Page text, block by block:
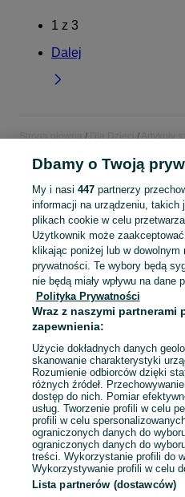
1 z 3
Dalej
Strona główna Dla Dzieci Artykuły
Artykuły papiernicze - Lubin
KATEGORIA
bidon szkolny,worek na obuwie,
Mapa kategorii
Mapa miejscowości
Mapa ministron
Popularne wyszukiwania
Dbamy o Twoją
My i nasi 447partnerzy
informacji na urządzeniu, takich
plikach cookie w celu
Użytkownik może
klikając poniżej lub w
prywatności. Te wybory będą
nie będą miały wpływu na dane
Polityka Prywatności
Wraz z naszymi partnerami
zapewnienia:
Użycie dokładnych danych
skanowanie charakterystyki
Rozumienie odbiorców dzięki
różnych źródeł.
dostęp do nich. Pomiar
usług. Tworzenie profili w celu
profili w celu
ograniczonych danych do
ograniczonych danych do
treści. Wykorzystanie profili do
Wykorzystywanie profili w celu
Lista partnerów (dostawców)